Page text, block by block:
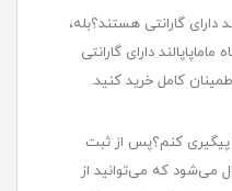
دارای گارانتی هستند؟بله،
دارای گارانتی
کامل خرید کنید.
پیگیری کنم؟پس از ثبت
می‌شود که می‌توانید از